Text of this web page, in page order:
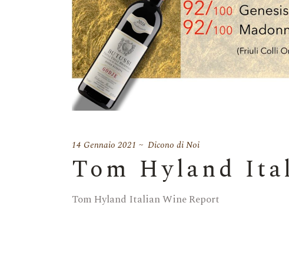
14 Gennaio 2021 Dicono di Noi
Tom Hyland
Tom Hyland Italian Wine Report